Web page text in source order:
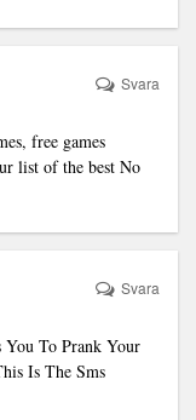
free games
list of the best No
Svara
To Prank Your
Is The Sms
Svara